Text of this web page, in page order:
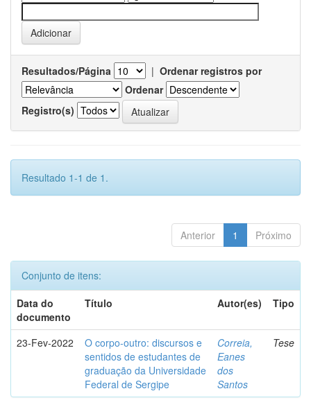
Resultados/Página | Ordenar registros por
Ordenar
Registro(s)
Resultado 1-1 de 1.
Anterior 1 Próximo
Conjunto de itens:
Data do
documento
Título Autor(es) Tipo
23-Fev-2022
O corpo-outro: discursos e
sentidos de estudantes de
graduação da Universidade
Federal de Sergipe
Correia,
Eanes
dos
Santos
Tese